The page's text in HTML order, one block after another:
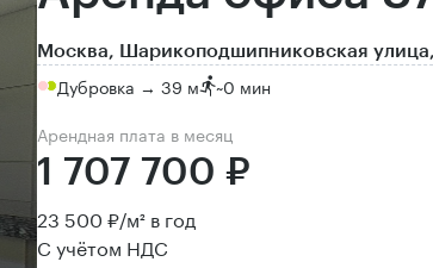
Москва, Шарикоподшипниковская
Дубровка → 39 м ~0 мин
Арендная плата в месяц
1 707 700 ₽
23 500 ₽/м² в год
С учётом НДС